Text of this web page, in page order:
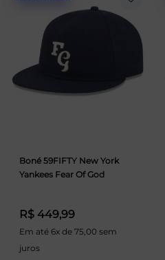
Boné 59FIFTY New York
Yankees Fear Of God
R$ 449,99
Em até 6x de 75,00 sem
juros